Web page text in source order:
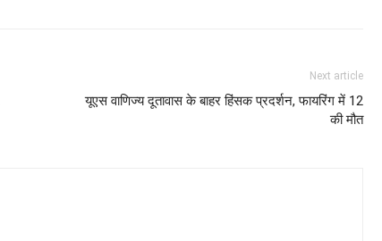
Next article
यूएस वाणिज्य दूतावास के बाहर हिंसक प्रदर्शन, फायरिंग में 12
की मौत